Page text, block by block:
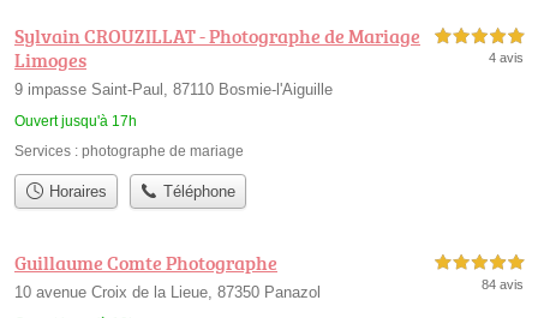
Sylvain CROUZILLAT - Photographe de Mariage
Limoges
9 impasse Saint-Paul, 87110 Bosmie-l'Aiguille
Ouvert jusqu'à 17h
5,0 étoiles sur 5
4 avis
Services : photographe de mariage
Horaires Téléphone
Guillaume Comte Photographe
10 avenue Croix de la Lieue, 87350 Panazol
5,0 étoiles sur 5
84 avis